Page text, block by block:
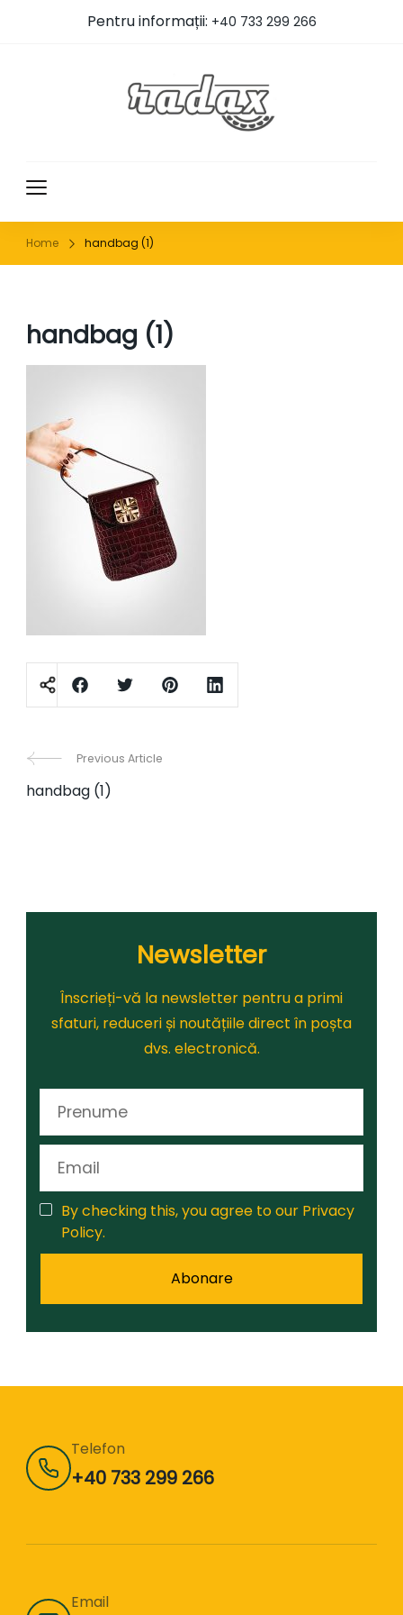
Pentru informații: +40 733 299 266
Home handbag (1)
handbag (1)
Post
Navigation
Previous Article
handbag (1)
Newsletter
Înscrieți-vă la newsletter pentru a primi
sfaturi, reduceri și noutățiile direct în poșta
dvs. electronică.
By checking this, you agree to our Privacy
Policy.
Telefon
+40 733 299 266
Email